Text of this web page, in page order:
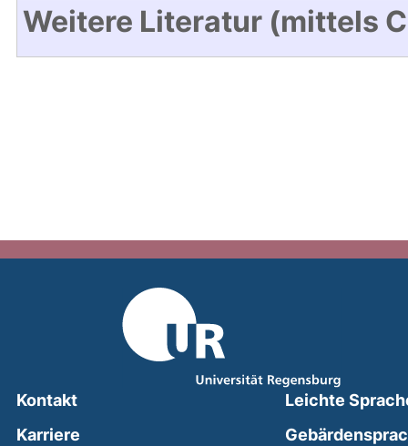
Weitere Literatur (mittels
Kontakt
Karriere
Leichte